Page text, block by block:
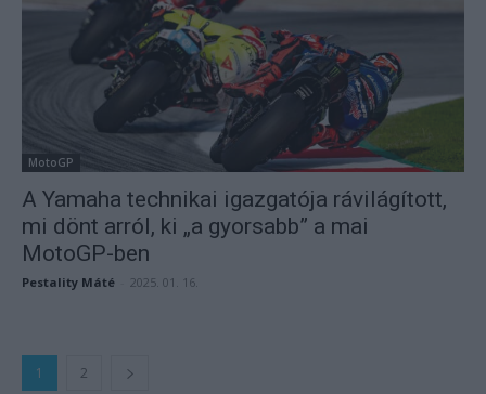
MotoGP
A Yamaha technikai igazgatója rávilágított,
mi dönt arról, ki „a gyorsabb” a mai
MotoGP-ben
Pestality Máté 2025. 01. 16.
1 2